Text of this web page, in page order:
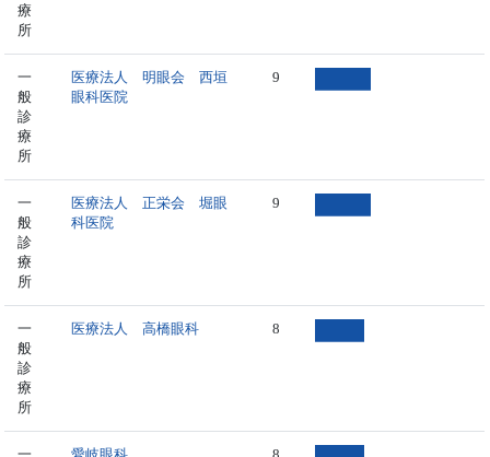
療
所
一
般
診
療
所
医療法人 明眼会 西垣
眼科医院
9
一
般
診
療
所
医療法人 正栄会 堀眼
科医院
9
一
般
診
療
所
医療法人 高橋眼科 8